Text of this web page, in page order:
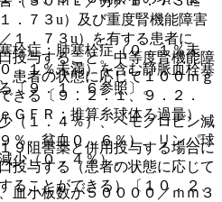
栓症：肺塞栓症（０．１％未
．１％未満）を含む静脈血栓塞
〔９．１．６参照〕。
（１．４％）、ヘモグロビン減
％、貧血０．６％）、リンパ球
少（０．４％）。
血小板数が５００００／ｍｍ３
．７３u）及び重度腎機能障害
１．７３u）を有する患者に
投与すること。中等度腎機能障
患者の状態に応じて１００ｍｇ
きる〔９．２．１、９．２．
ＧＦＲ：推算糸球体ろ過量）。
９阻害薬と併用投与する場合に
投与する（患者の状態に応じて
ることができる）〔１０．２、